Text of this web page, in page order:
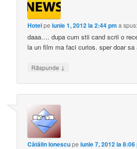
Hotelpeiunie 1, 2012 la 2:44 pm a spus:
daaa…. dupa cum stii cand scrii o
la un film ma faci curios. sper doar
Răspunde ↓
Cătălin Ionescupeiunie 7, 2012 la 8:06